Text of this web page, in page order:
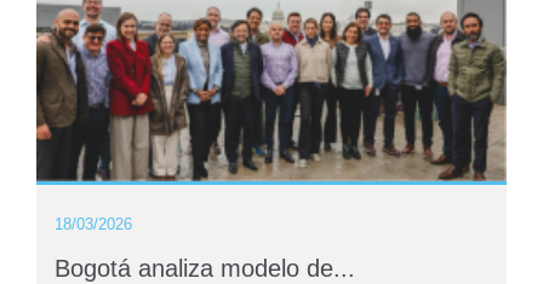
18/03/2026
Bogotá analiza modelo de...